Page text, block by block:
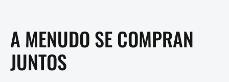
A MENUDO SE COMPRAN
JUNTOS